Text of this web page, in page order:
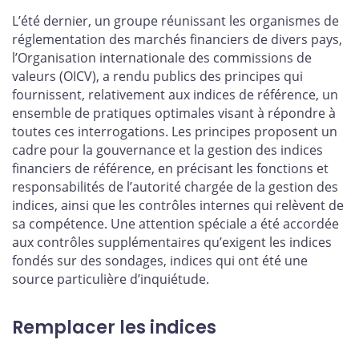
L’été dernier, un groupe réunissant les organismes de
réglementation des marchés financiers de divers pays,
l’Organisation internationale des commissions de
valeurs (OICV), a rendu publics des principes qui
fournissent, relativement aux indices de référence, un
ensemble de pratiques optimales visant à répondre à
toutes ces interrogations. Les principes proposent un
cadre pour la gouvernance et la gestion des indices
financiers de référence, en précisant les fonctions et
responsabilités de l’autorité chargée de la gestion des
indices, ainsi que les contrôles internes qui relèvent de
sa compétence. Une attention spéciale a été accordée
aux contrôles supplémentaires qu’exigent les indices
fondés sur des sondages, indices qui ont été une
source particulière d’inquiétude.
Remplacer les indices